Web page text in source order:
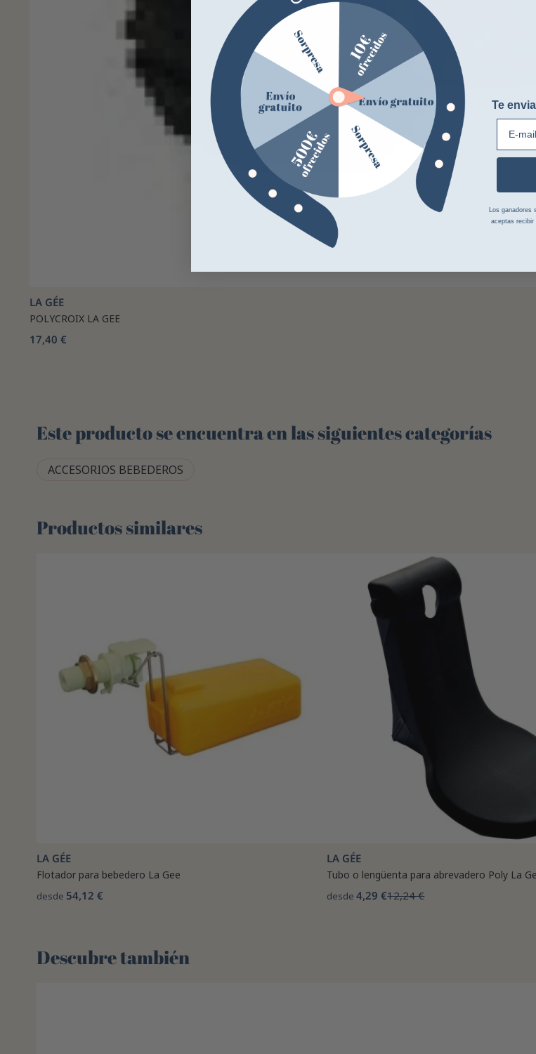
LA GÉE
POLYCROIX LA GEE
17,40 €
Este producto se encuentra en las siguientes categorías
ACCESORIOS BEBEDEROS
Productos similares
LA GÉE
Flotador para bebedero La Gee
desde 54,12 €
LA GÉE
Tubo o lengüenta para abrevadero Poly La
desde4,29 €12,24 €
Descubre también 🌻
Te
Los
aceptas recibir